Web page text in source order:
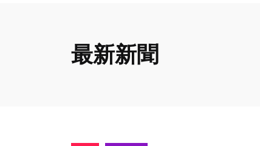
最新新聞